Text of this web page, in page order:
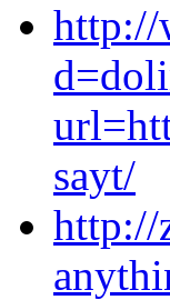
http://
sayt/
http://